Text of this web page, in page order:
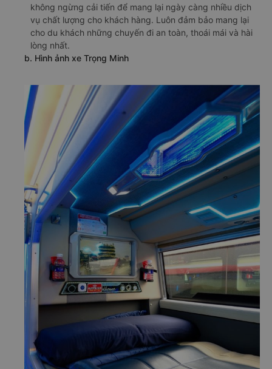
không ngừng cải tiến để mang lại ngày càng nhiều dịch
vụ chất lượng cho khách hàng. Luôn đảm bảo mang lại
cho du khách những chuyến đi an toàn, thoái mái và hài
lòng nhất.
b. Hình ảnh xe Trọng Minh